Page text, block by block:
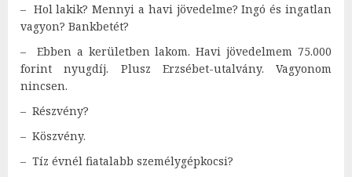
– Hol lakik? Mennyi a havi jövedelme? Ingó és ingatlan
vagyon? Bankbetét?
– Ebben a kerületben lakom. Havi jövedelmem 75.000
forint nyugdíj. Plusz Erzsébet-utalvány. Vagyonom
nincsen.
– Részvény?
– Köszvény.
– Tíz évnél fiatalabb személygépkocsi?